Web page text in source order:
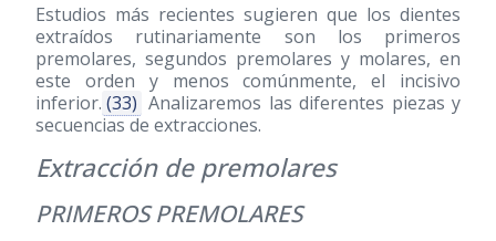
Estudios más recientes sugieren que los dientes
extraídos rutinariamente son los primeros
premolares, segundos premolares y molares, en
este orden y menos comúnmente, el incisivo
inferior. (33) Analizaremos las diferentes piezas y
secuencias de extracciones.
Extracción de premolares
PRIMEROS PREMOLARES